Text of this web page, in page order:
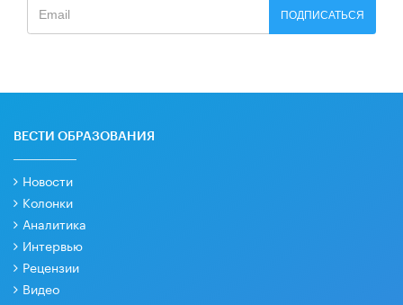
ПОДПИСАТЬСЯ
ВЕСТИ ОБРАЗОВАНИЯ
Новости
Колонки
Аналитика
Интервью
Рецензии
Видео